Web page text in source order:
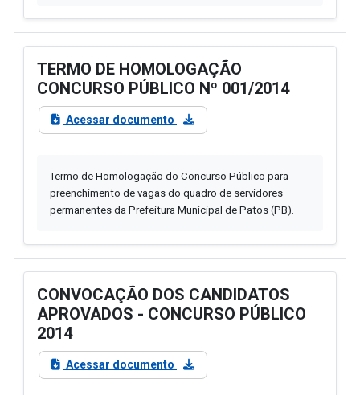
TERMO DE HOMOLOGAÇÃO
CONCURSO PÚBLICO Nº 001/2014
Acessar documento
Termo de Homologação do Concurso Público para
preenchimento de vagas do quadro de servidores
permanentes da Prefeitura Municipal de Patos (PB).
CONVOCAÇÃO DOS CANDIDATOS
APROVADOS - CONCURSO PÚBLICO
2014
Acessar documento